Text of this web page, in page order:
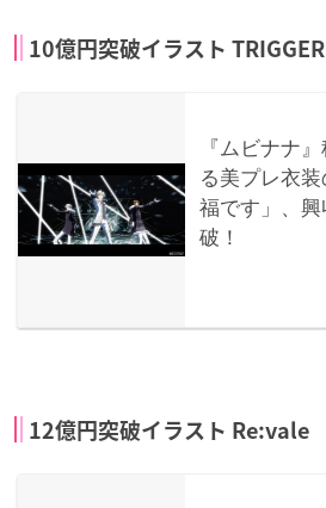
10億円突破イラスト TRIGGER
12億円突破イラスト Re:vale